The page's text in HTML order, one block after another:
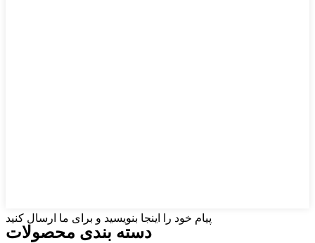
پیام خود را اینجا بنویسید و برای ما ارسال کنید
دسته بندی محصولات